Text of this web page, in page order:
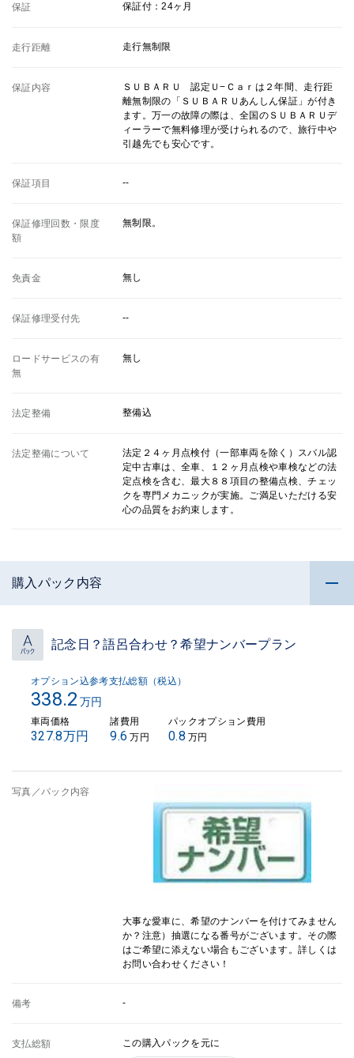
保証 保証付：24ヶ月
走行距離 走行無制限
保証内容
ＳＵＢＡＲＵ 認定Ｕ−Ｃａｒは２年間、走行距
離無制限の「ＳＵＢＡＲＵあんしん保証」が付き
ます。万一の故障の際は、全国のＳＵＢＡＲＵデ
ィーラーで無料修理が受けられるので、旅行中や
引越先でも安心です。
保証項目 --
保証修理回数・限度
額
無制限。
免責金 無し
保証修理受付先 --
ロードサービスの有
無
無し
法定整備 整備込
法定整備について
法定２４ヶ月点検付（一部車両を除く）スバル認
定中古車は、全車、１２ヶ月点検や車検などの法
定点検を含む、最大８８項目の整備点検、チェッ
クを専門メカニックが実施。ご満足いただける安
心の品質をお約束します。
購入パック内容
記念日？語呂合わせ？希望ナンバープラン
オプション込参考支払総額（税込）
338.2 万円
車両価格
327.8万円
諸費用
9.6 万円
パックオプション費用
0.8 万円
写真／パック内容
大事な愛車に、希望のナンバーを付けてみません
か？注意）抽選になる番号がございます。その際
はご希望に添えない場合もございます。詳しくは
お問い合わせください！
備考 -
支払総額 この購入パックを元に